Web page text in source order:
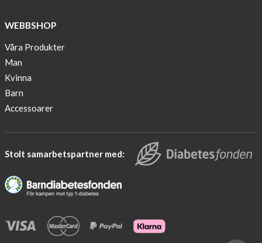
in
Lyfebulb
2016
We
the
against
diabetes.
Would
us?
WEBBSHOP
Våra Produkter
Man
Kvinna
Barn
Accessoarer
Stolt samarbetspartner med: